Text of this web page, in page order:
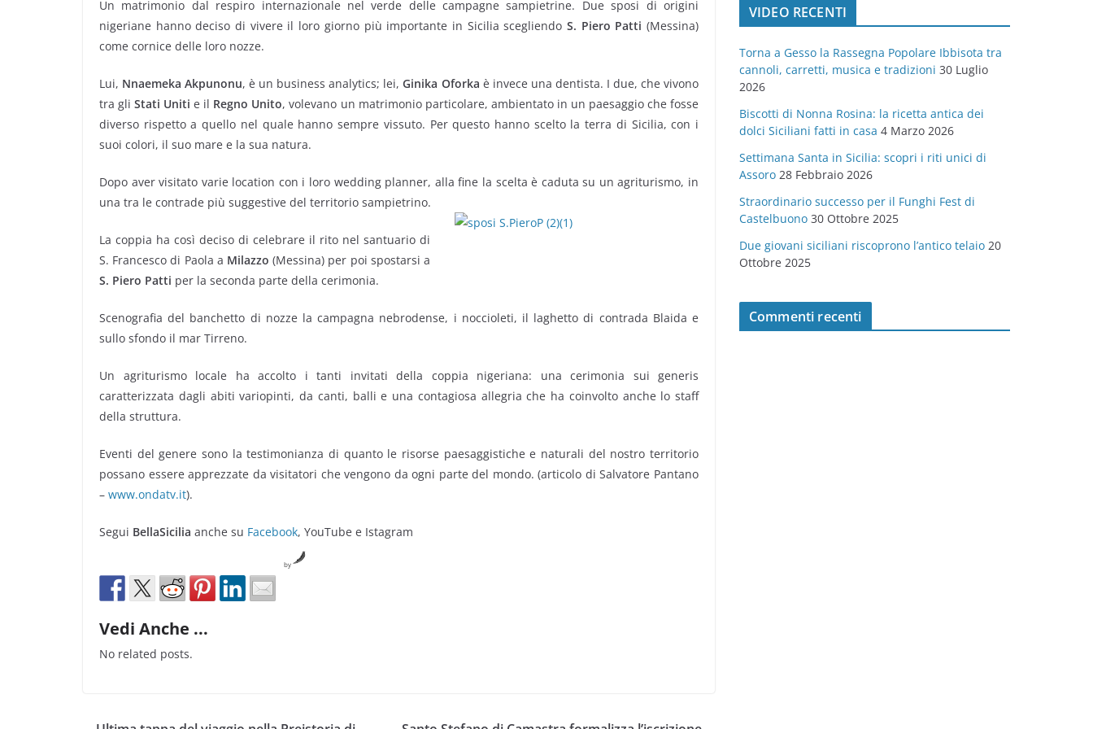
Un matrimonio dal respiro internazionale nel verde delle campagne sampietrine. Due sposi di origini
nigeriane hanno deciso di vivere il loro giorno più importante in Sicilia scegliendo S. Piero Patti (Messina)
come cornice delle loro nozze.
Lui, Nnaemeka Akpunonu, è un business analytics; lei,Ginika Oforka è invece una dentista. I due, che vivono
tra gliStati Uniti e il Regno Unito, volevano un matrimonio particolare, ambientato in un paesaggio che fosse
diverso rispetto a quello nel quale hanno sempre vissuto. Per questo hanno scelto la terra di Sicilia, con i
suoi colori, il suo mare e la sua natura.
Dopo aver visitato varie location con i loro wedding planner, alla fine la scelta è caduta su un agriturismo, in
una tra le contrade più suggestive del territorio sampietrino.
La coppia ha così deciso di celebrare il rito nel santuario di
S. Francesco di Paola a Milazzo (Messina) per poi spostarsi a
S. Piero Patti per la seconda parte della cerimonia.
Scenografia del banchetto di nozze la campagna nebrodense, i noccioleti, il laghetto di contrada Blaida e
sullo sfondo il mar Tirreno.
Un agriturismo locale ha accolto i tanti invitati della coppia nigeriana: una cerimonia sui generis
caratterizzata dagli abiti variopinti, da canti, balli e una contagiosa allegria che ha coinvolto anche lo staff
della struttura.
Eventi del genere sono la testimonianza di quanto le risorse paesaggistiche e naturali del nostro territorio
possano essere apprezzate da visitatori che vengono da ogni parte del mondo. (articolo di Salvatore Pantano
– www.ondatv.it).
Segui BellaSicilia anche su Facebook, YouTube e Istagram
by
Vedi Anche ...
No related posts.
o
r
e
VIDEO RECENTI
Torna a Gesso la Rassegna Popolare Ibbisota tra
cannoli, carretti, musica e tradizioni 30 Luglio
2026
Biscotti di Nonna Rosina: la ricetta antica dei
dolci Siciliani fatti in casa 4 Marzo 2026
Settimana Santa in Sicilia: scopri i riti unici di
Assoro 28 Febbraio 2026
Straordinario successo per il Funghi Fest di
Castelbuono 30 Ottobre 2025
Due giovani siciliani riscoprono l’antico telaio 20
Ottobre 2025
Commenti recenti